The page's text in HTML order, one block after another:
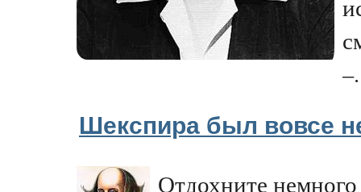
Шекспира был вовсе
Отдохните